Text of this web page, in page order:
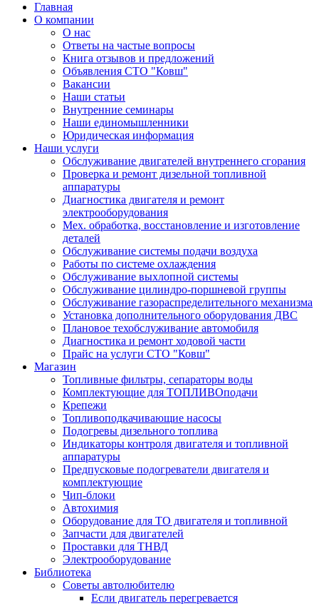
Главная
О компании
О нас
Ответы на частые вопросы
Книга отзывов и предложений
Объявления СТО "Ковш"
Вакансии
Наши статьи
Внутренние семинары
Наши единомышленники
Юридическая информация
Наши услуги
Обслуживание двигателей внутреннего сгорания
Проверка и ремонт дизельной топливной
аппаратуры
Диагностика двигателя и ремонт
электрооборудования
Мех. обработка, восстановление и изготовление
деталей
Обслуживание системы подачи воздуха
Работы по системе охлаждения
Обслуживание выхлопной системы
Обслуживание цилиндро-поршневой группы
Обслуживание газораспределительного механизма
Установка дополнительного оборудования ДВС
Плановое техобслуживание автомобиля
Диагностика и ремонт ходовой части
Прайс на услуги СТО "Ковш"
Магазин
Топливные фильтры, сепараторы воды
Комплектующие для ТОПЛИВОподачи
Крепежи
Топливоподкачивающие насосы
Подогревы дизельного топлива
Индикаторы контроля двигателя и топливной
аппаратуры
Предпусковые подогреватели двигателя и
комплектующие
Чип-блоки
Автохимия
Оборудование для ТО двигателя и топливной
Запчасти для двигателей
Проставки для ТНВД
Электрооборудование
Библиотека
Советы автолюбителю
Если двигатель перегревается